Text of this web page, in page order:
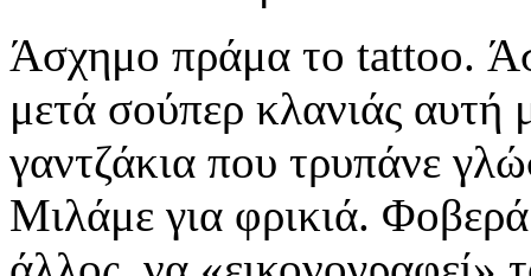
Άσχημο πράμα το tattoo.
μετά σούπερ κλανιάς αυτή
γαντζάκια που τρυπάνε
Μιλάμε για φρικιά.